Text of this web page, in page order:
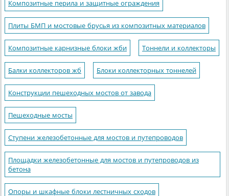
Композитные перила и защитные ограждения
Плиты БМП и мостовые брусья из композитных материалов
Композитные карнизные блоки жби Тоннели и коллекторы
Балки коллекторов жб Блоки коллекторных тоннелей
Конструкции пешеходных мостов от завода
Пешеходные мосты
Ступени железобетонные для мостов и путепроводов
Площадки железобетонные для мостов и путепроводов из
бетона
Опоры и шкафные блоки лестничных сходов